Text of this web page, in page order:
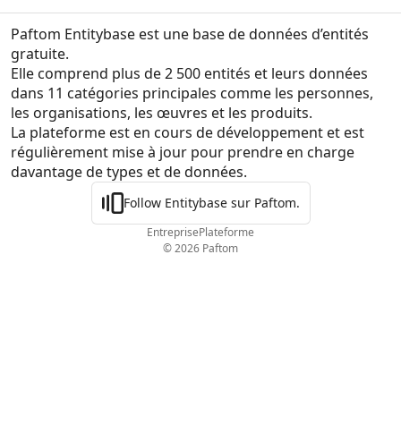
Paftom Entitybase est une base de données d’entités
gratuite.
Elle comprend plus de 2 500 entités et leurs données
dans 11 catégories principales comme les personnes,
les organisations, les œuvres et les produits.
La plateforme est en cours de développement et est
régulièrement mise à jour pour prendre en charge
davantage de types et de données.
Follow Entitybase sur Paftom.
EntreprisePlateforme
© 2026 Paftom